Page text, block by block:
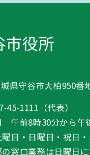
市役所
県守谷市大柏950番
45-1111（代表）
午前8時30分から午
曜日・日曜日・祝日
窓口業務は日曜日に